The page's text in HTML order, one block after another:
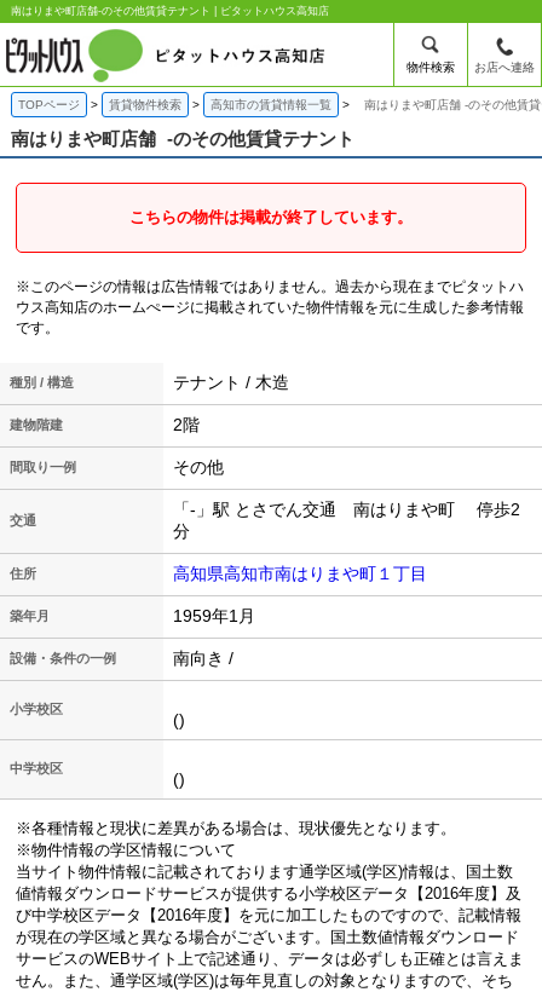
南はりまや町店舗-のその他賃貸テナント | ピタットハウス高知店
物件検索 お店へ連絡
TOPページ 賃貸物件検索 高知市の賃貸情報一覧 南はりまや町店舗 -のその他賃
南はりまや町店舗 -のその他賃貸テナント
こちらの物件は掲載が終了しています。
※このページの情報は広告情報ではありません。過去から現在までピタットハ
ウス高知店のホームぺージに掲載されていた物件情報を元に生成した参考情報
です。
種別 / 構造 テナント / 木造
建物階建 2階
間取り一例 その他
交通
「-」駅 とさでん交通 南はりまや町 停歩2
分
住所 高知県高知市南はりまや町１丁目
築年月 1959年1月
設備・条件の一例 南向き /
小学校区
()
中学校区
()
※各種情報と現状に差異がある場合は、現状優先となります。
※物件情報の学区情報について
当サイト物件情報に記載されております通学区域(学区)情報は、国土数
値情報ダウンロードサービスが提供する小学校区データ【2016年度】及
び中学校区データ【2016年度】を元に加工したものですので、記載情報
が現在の学区域と異なる場合がございます。国土数値情報ダウンロード
サービスのWEBサイト上で記述通り、データは必ずしも正確とは言えま
せん。また、通学区域(学区)は毎年見直しの対象となりますので、そち